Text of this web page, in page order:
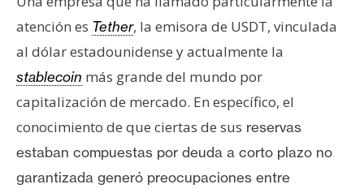
atención es Tether, la emisora de USDT, vinculada
al dólar estadounidense y actualmente la
stablecoin más grande del mundo por
capitalización de mercado. En específico, el
conocimiento de que ciertas de sus reservas
estaban compuestas por deuda a corto plazo no
garantizada generó preocupaciones entre